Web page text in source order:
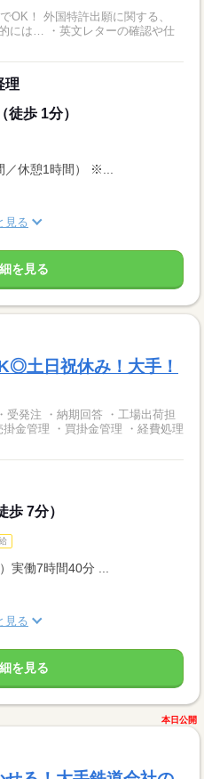
関する、
理
歩 1分）
／休憩1時間） ※...
見る
を見る
土日祝休み！大手！
金管理 ・買掛金管理 ・経費処理
7分）
実働7時間40分 ...
見る
を見る
本日公開